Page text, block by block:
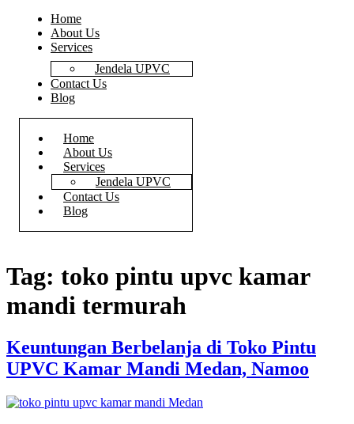
Home
About Us
Services
Jendela UPVC
Contact Us
Blog
Home
About Us
Services
Jendela UPVC
Contact Us
Blog
Tag: toko pintu upvc kamar
mandi termurah
Keuntungan Berbelanja di Toko Pintu
UPVC Kamar Mandi Medan, Namoo